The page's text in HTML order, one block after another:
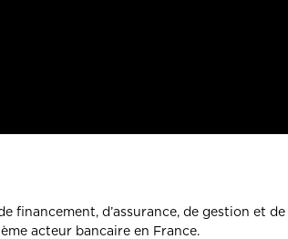
financement, d’assurance, de gestion et de
acteur bancaire en France.